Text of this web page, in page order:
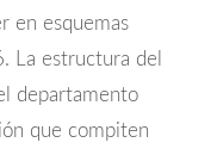
en esquemas
La estructura del
departamento
que compiten